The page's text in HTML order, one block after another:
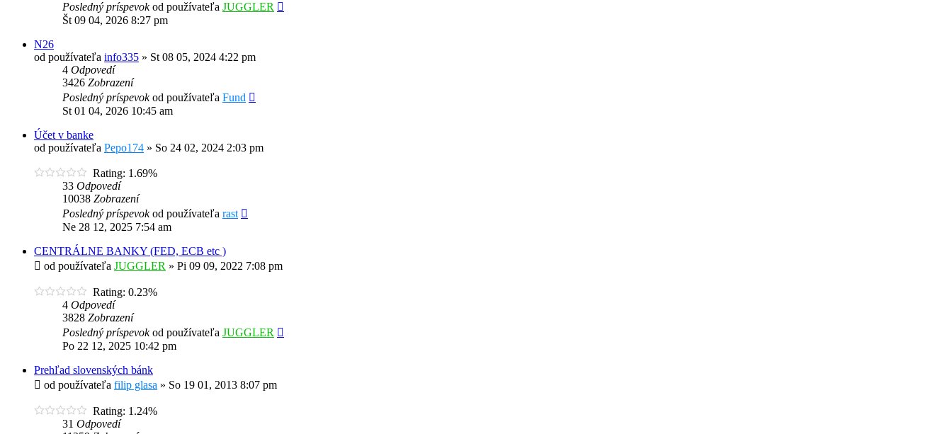
Posledný príspevokod používateľa JUGGLER
Št 09 04, 2026 8:27 pm
N26
od používateľa info335 » St 08 05, 2024 4:22 pm
4 Odpovedí
3426 Zobrazení
Posledný príspevokod používateľa Fund
St 01 04, 2026 10:45 am
Účet v banke
od používateľa Pepo174 » So 24 02, 2024 2:03 pm
Rating: 1.69%
33 Odpovedí
10038 Zobrazení
Posledný príspevokod používateľa rast
Ne 28 12, 2025 7:54 am
CENTRÁLNE BANKY (FED, ECB etc )
od používateľa JUGGLER » Pi 09 09, 2022 7:08 pm
Rating: 0.23%
4 Odpovedí
3828 Zobrazení
Posledný príspevokod používateľa JUGGLER
Po 22 12, 2025 10:42 pm
Prehľad slovenských bánk
od používateľa filip glasa » So 19 01, 2013 8:07 pm
Rating: 1.24%
31 Odpovedí